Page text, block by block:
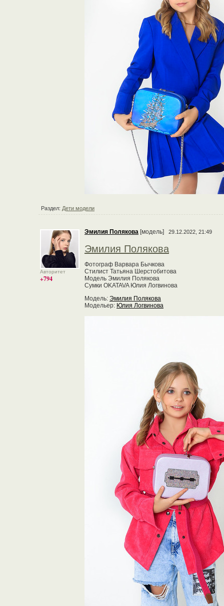
Раздел: Дети модели
Авторитет
+794
Эмилия Полякова [модель] 29.12.2022, 21:49
Эмилия Полякова
Фотограф Варвара Бычкова
Стилист Татьяна Шерстобитова
Модель Эмилия Полякова
Сумки OKATAVA Юлия Логвинова
Модель: Эмилия Полякова
Модельер: Юлия Логвинова